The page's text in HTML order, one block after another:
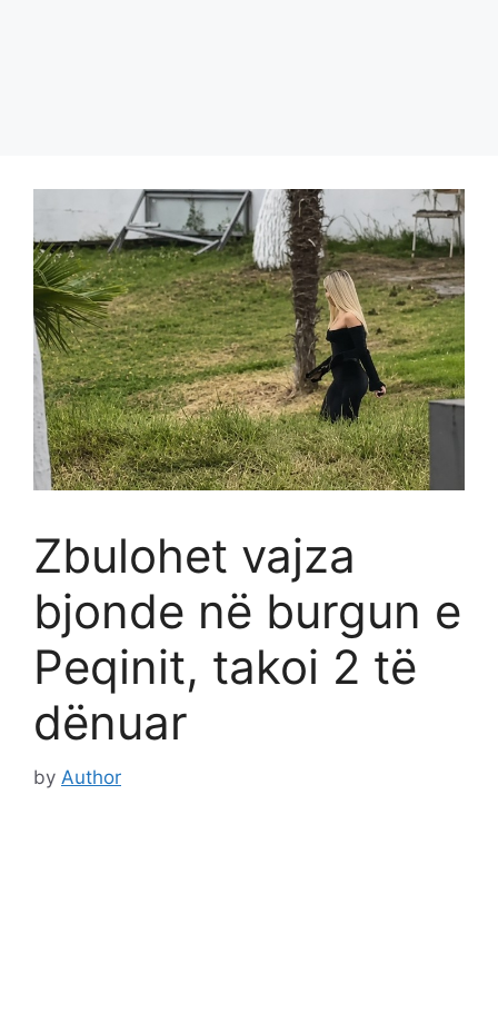
Zbulohet vajza
bjonde në burgun e
Peqinit, takoi 2 të
dënuar
by Author